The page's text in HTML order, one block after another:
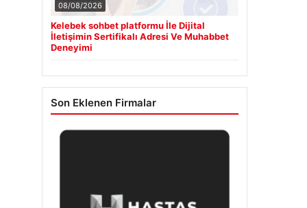
08/08/2026
Kelebek sohbet platformu İle Dijital
İletişimin Sertifikalı Adresi Ve Muhabbet
Deneyimi
Son Eklenen Firmalar